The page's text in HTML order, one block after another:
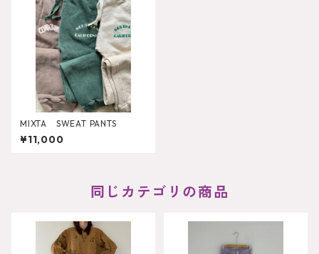
MIXTA SWEAT PANTS
¥11,000
同じカテゴリの商品